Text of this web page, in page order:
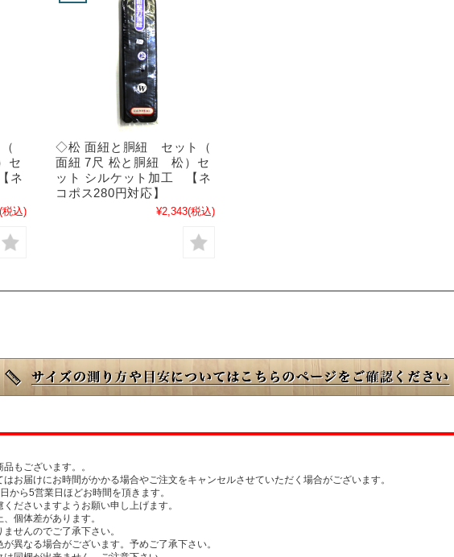
セ
ネ
(税込)
◇松 面紐と胴紐 セット（
面紐 7尺 松と胴紐 松）セ
ット シルケット加工 【ネ
コポス280円対応】
¥2,343(税込)
もございます。。
お届けにお時間がかかる場合やご注文をキャンセルさせていただく場合がございます。
から5営業日ほどお時間を頂きます。
ださいますようお願い申し上げます。
個体差があります。
せんのでご了承下さい。
異なる場合がございます。予めご了承下さい。